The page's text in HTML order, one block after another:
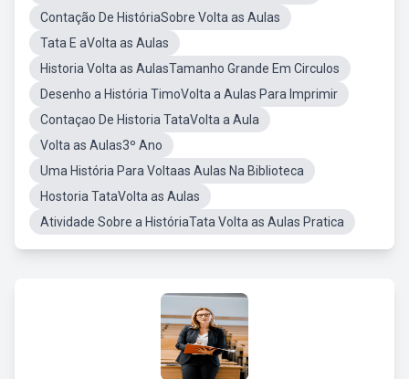
Contação De HistóriaSobre Volta as Aulas
Tata E aVolta as Aulas
Historia Volta as AulasTamanho Grande Em Circulos
Desenho a História TimoVolta a Aulas Para Imprimir
Contaçao De Historia TataVolta a Aula
Volta as Aulas3º Ano
Uma História Para Voltaas Aulas Na Biblioteca
Hostoria TataVolta as Aulas
Atividade Sobre a HistóriaTata Volta as Aulas Pratica